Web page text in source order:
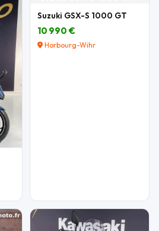
Suzuki GSX-S 1000 GT
10 990 €
Horbourg-Wihr